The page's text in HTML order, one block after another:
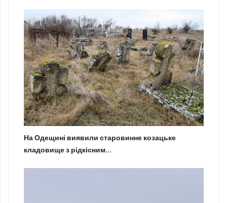
На Одещині виявили старовинне козацьке
кладовище з рідкісним...